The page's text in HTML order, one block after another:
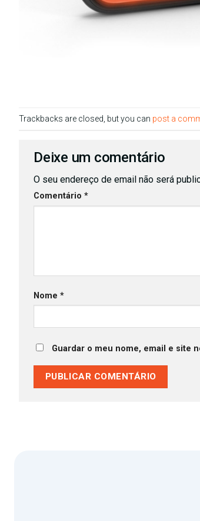
Trackbacks are closed, but you can post a
Deixe um comentário
O seu endereço de email não será
Comentário *
Nome *
Guardar o meu nome, email e site